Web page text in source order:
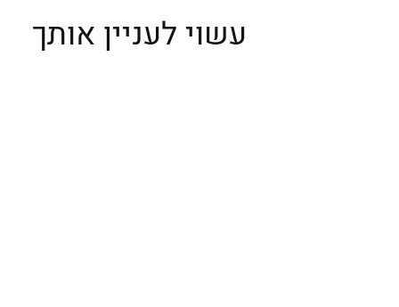
עשוי לעניין אותך